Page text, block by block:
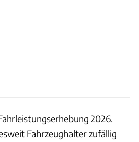
2026.
Fahrzeughalter zufällig